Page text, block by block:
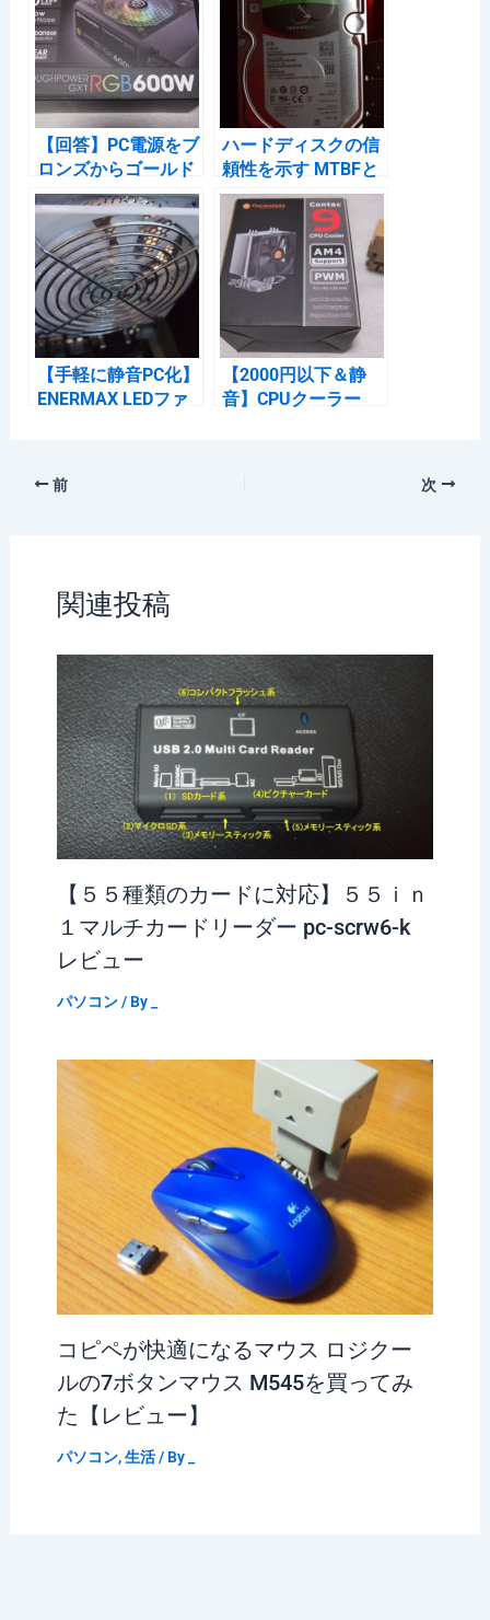
o
o
k
【回答】PC電源をブ
ロンズからゴールド
に変えると何が違う
のか？
ハードディスクの信
頼性を示す MTBFと
AFRを解説
【手軽に静音PC化】
ENERMAX LEDファ
【2000円以下＆静
音】CPUクーラー
前 次
関連投稿
【５５種類のカードに対応】５５ｉｎ
１マルチカードリーダー pc-scrw6-k
レビュー
パソコン/ By
コピペが快適になるマウス ロジクー
ルの7ボタンマウス M545を買ってみ
た【レビュー】
パソコン,生活/ By